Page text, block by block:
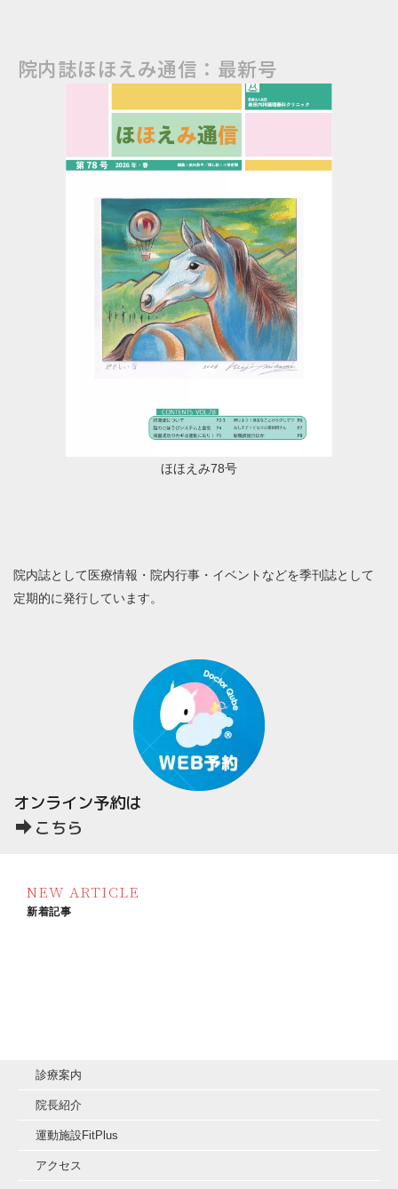
院内誌ほほえみ通信：最新号
ほほえみ78号
院内誌として医療情報・院内行事・イベントなどを季刊誌として
定期的に発行しています。
オンライン予約は
こちら
NEW ARTICLE
新着記事
診療案内
院長紹介
運動施設FitPlus
アクセス